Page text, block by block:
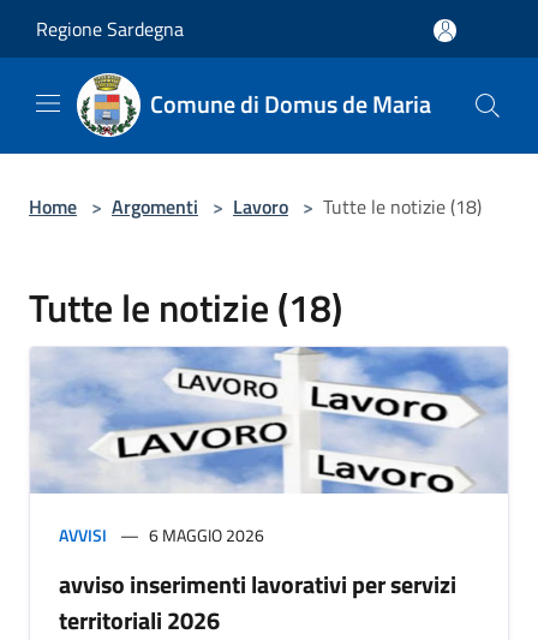
Regione Sardegna
Comune di Domus de Maria
Home > Argomenti > Lavoro > Tutte le notizie (18)
Tutte le notizie (18)
AVVISI 6 MAGGIO 2026
avviso inserimenti lavorativi per servizi
territoriali 2026